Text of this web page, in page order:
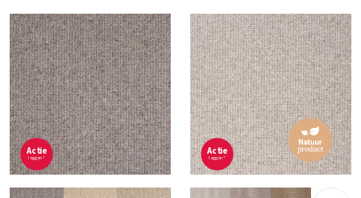
Actie
leggen*
Actie
leggen*